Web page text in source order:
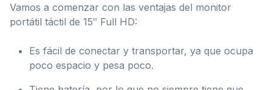
Vamos a comenzar con las ventajas del monitor
portátil táctil de 15″ Full HD:
Es fácil de conectar y transportar, ya que ocupa
poco espacio y pesa poco.